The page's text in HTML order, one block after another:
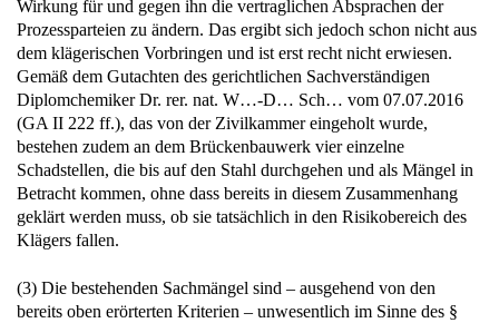
Wirkung für und gegen ihn die vertraglichen Absprachen der
Prozessparteien zu ändern. Das ergibt sich jedoch schon nicht aus
dem klägerischen Vorbringen und ist erst recht nicht erwiesen.
Gemäß dem Gutachten des gerichtlichen Sachverständigen
Diplomchemiker Dr. rer. nat. W…-D… Sch… vom 07.07.2016
(GA II 222 ff.), das von der Zivilkammer eingeholt wurde,
bestehen zudem an dem Brückenbauwerk vier einzelne
Schadstellen, die bis auf den Stahl durchgehen und als Mängel in
Betracht kommen, ohne dass bereits in diesem Zusammenhang
geklärt werden muss, ob sie tatsächlich in den Risikobereich des
Klägers fallen.
(3) Die bestehenden Sachmängel sind – ausgehend von den
bereits oben erörterten Kriterien – unwesentlich im Sinne des §